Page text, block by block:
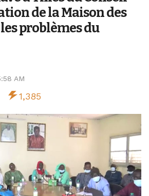
de la Maison des
problèmes du
AM
1,385